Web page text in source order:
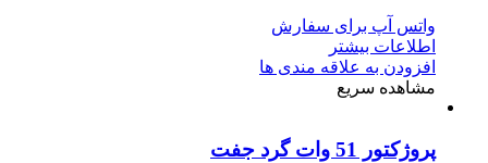
واتس آپ برای سفارش
اطلاعات بیشتر
افزودن به علاقه مندی ها
مشاهده سریع
پروژکتور 51 وات گرد جفت